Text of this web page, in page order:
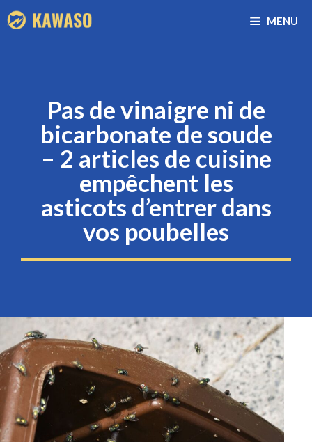
Aller
au
MENU
Pas de vinaigre ni de
bicarbonate de soude
– 2 articles de cuisine
empêchent les
asticots d’entrer dans
vos poubelles